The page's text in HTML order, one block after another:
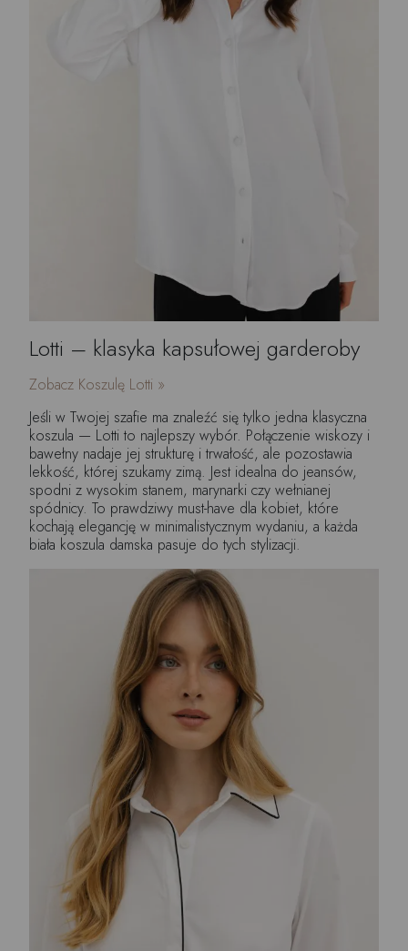
Lotti – klasyka kapsułowej garderoby
Zobacz Koszulę Lotti »
Jeśli w Twojej szafie ma znaleźć się tylko jedna klasyczna
koszula — Lotti to najlepszy wybór. Połączenie wiskozy i
bawełny nadaje jej strukturę i trwałość, ale pozostawia
lekkość, której szukamy zimą. Jest idealna do jeansów,
spodni z wysokim stanem, marynarki czy wełnianej
spódnicy. To prawdziwy must-have dla kobiet, które
kochają elegancję w minimalistycznym wydaniu, a każda
biała koszula damska pasuje do tych stylizacji.